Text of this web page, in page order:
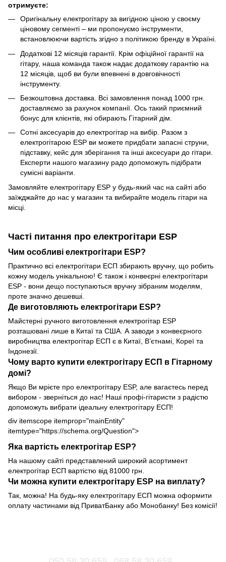
отримуєте:
Оригінальну електрогітару за вигідною ціною у своєму
ціновому сегменті – ми пропонуємо інструменти,
встановлюючи вартість згідно з політикою бренду в Україні.
Додаткові 12 місяців гарантії. Крім офіційної гарантії на
гітару, наша команда також надає додаткову гарантію на
12 місяців, щоб ви були впевнені в довговічності
інструменту.
Безкоштовна доставка. Всі замовлення понад 1000 грн.
доставляємо за рахунок компанії. Ось такий приємний
бонус для клієнтів, які обирають Гітарний дім.
Сотні аксесуарів до електрогітар на вибір. Разом з
електрогітарою ESP ви можете придбати запасні струни,
підставку, кейс для зберігання та інші аксесуари до гітари.
Експерти нашого магазину радо допоможуть підібрати
сумісні варіанти.
Замовляйте електрогітару ESP у будь-який час на сайті або
заїжджайте до нас у магазин та вибирайте модель гітари на
місці.
Часті питання про електрогітари ЕSP
Чим особливі електрогітари ЕSP?
Практично всі електрогітари ЕСП збирають вручну, що робить
кожну модель унікальною! Є також і конвеєрні електрогітари
ЕSP - вони дещо поступаються вручну зібраним моделям,
проте значно дешевші.
Де виготовляють електрогітари ЕSP?
Майстерні ручного виготовлення електрогітар ЕSP
розташовані лише в Китаї та США. А заводи з конвеєрного
виробництва електрогітар ЕСП є в Китаї, В’єтнамі, Кореї та
Індонезії.
Чому варто купити електрогітару ЕСП в Гітарному
домі?
Якщо Ви мрієте про електрогітару ЕSP, але вагаєтесь перед
вибором - зверніться до нас! Наші профі-гітаристи з радістю
допоможуть вибрати ідеальну електрогітару ЕСП!
div itemscope itemprop="mainEntity"
itemtype="https://schema.org/Question">
Яка вартість електрогітар ЕSP?
На нашому сайті представлений широкий асортимент
електрогітар ЕСП вартістю від 81000 грн.
Чи можна купити електрогітару ЕSP на виплату?
Так, можна! На будь-яку електрогітару ЕСП можна оформити
оплату частинами від ПриватБанку або Монобанку! Без комісії!